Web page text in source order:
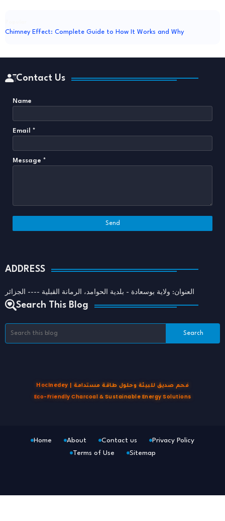
Chimney Effect: Complete Guide to How It Works and Why
Contact Us
Name
Email *
Message *
ADDRESS
العنوان: ولاية بوسعادة - بلدية الحوامد، الرمانة القبلية ---- الجزائر
Search This Blog
Hocinedey | فحم صديق للبيئة وحلول طاقة مستدامة
Eco-Friendly Charcoal & Sustainable Energy Solutions
Home About Contact us
Privacy Policy
Terms of Use
Sitemap